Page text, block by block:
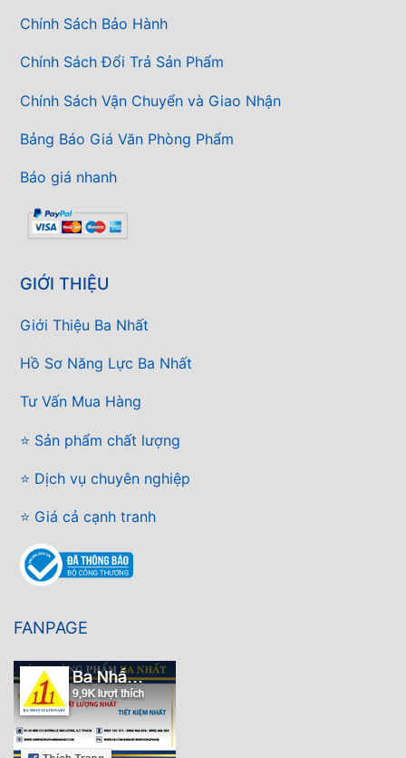
Chính Sách Bảo Hành
Chính Sách Đổi Trả Sản Phẩm
Chính Sách Vận Chuyển và Giao Nhận
Bảng Báo Giá Văn Phòng Phẩm
Báo giá nhanh
GIỚI THIỆU
Giới Thiệu Ba Nhất
Hồ Sơ Năng Lực Ba Nhất
Tư Vấn Mua Hàng
⭐ Sản phẩm chất lượng
⭐ Dịch vụ chuyên nghiệp
⭐ Giá cả cạnh tranh
FANPAGE